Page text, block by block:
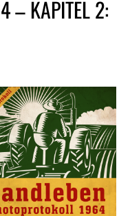
– KAPITEL 2: